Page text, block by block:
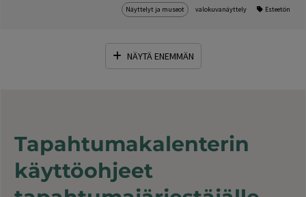
Näyttelyt ja museot valokuvanäyttely Esteetön
NÄYTÄ ENEMMÄN
Tapahtumakalenterin
käyttöohjeet